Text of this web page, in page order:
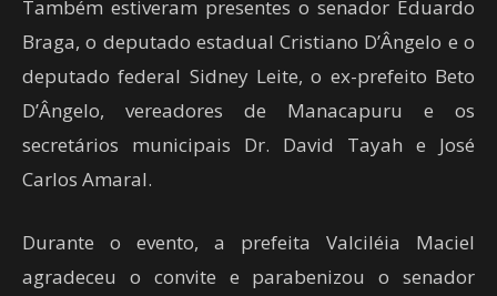
Também estiveram presentes o senador Eduardo
Braga, o deputado estadual Cristiano D’Ângelo e o
deputado federal Sidney Leite, o ex-prefeito Beto
D’Ângelo, vereadores de Manacapuru e os
secretários municipais Dr. David Tayah e José
Carlos Amaral.
Durante o evento, a prefeita Valciléia Maciel
agradeceu o convite e parabenizou o senador